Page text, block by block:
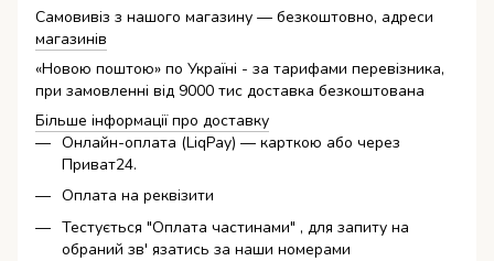
Самовивіз з нашого магазину — безкоштовно, адреси
магазинів
«Новою поштою» по Україні - за тарифами перевізника,
при замовленні від 9000 тис доставка безкоштована
Більше інформації про доставку
Онлайн-оплата (LiqPay) — карткою або через
Приват24.
Оплата на реквізити
Тестується "Оплата частинами" , для запиту на
обраний зв' язатись за наши номерами